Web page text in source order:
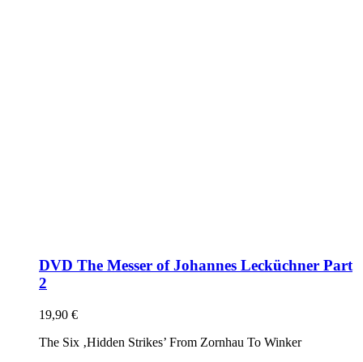
DVD The Messer of Johannes Lecküchner Part
2
19,90 €
The Six ‚Hidden Strikes’ From Zornhau To Winker